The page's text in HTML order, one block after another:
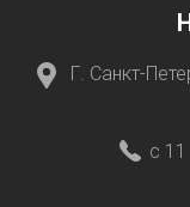
Г. Санкт-
с